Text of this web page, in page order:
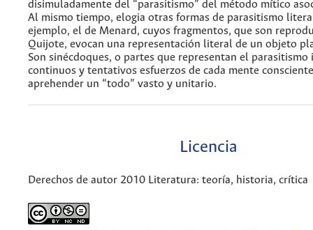
disimuladamente del “parasitismo” del método mítico
Al mismo tiempo, elogia otras formas de parasitismo
ejemplo, el de Menard, cuyos fragmentos, que son
Quijote, evocan una representación literal de un objeto
Son sinécdoques, o partes que representan el parasitismo
continuos y tentativos esfuerzos de cada mente
aprehender un “todo” vasto y unitario.
Licencia
Derechos de autor 2010 Literatura: teoría, historia, crítica